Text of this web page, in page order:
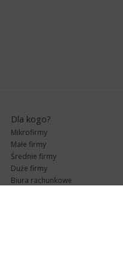
Dla kogo?
Mikrofirmy
Małe firmy
Średnie firmy
Duże firmy
Biura rachunkowe